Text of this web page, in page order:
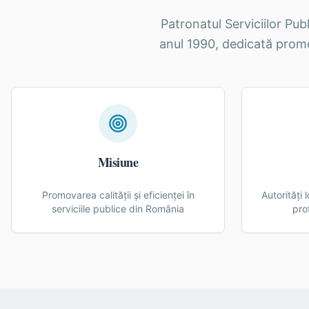
Patronatul Serviciilor
anul 1990, dedicată
Misiune
Promovarea calității și eficienței în
serviciile publice din România
Autorități